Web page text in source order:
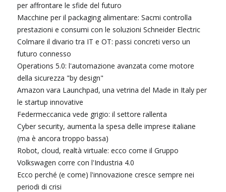
per affrontare le sfide del futuro
Macchine per il packaging alimentare: Sacmi controlla
prestazioni e consumi con le soluzioni Schneider Electric
Colmare il divario tra IT e OT: passi concreti verso un
futuro connesso
Operations 5.0: l'automazione avanzata come motore
della sicurezza "by design"
Amazon vara Launchpad, una vetrina del Made in Italy per
le startup innovative
Federmeccanica vede grigio: il settore rallenta
Cyber security, aumenta la spesa delle imprese italiane
(ma è ancora troppo bassa)
Robot, cloud, realtà virtuale: ecco come il Gruppo
Volkswagen corre con l'Industria 4.0
Ecco perché (e come) l'innovazione cresce sempre nei
periodi di crisi